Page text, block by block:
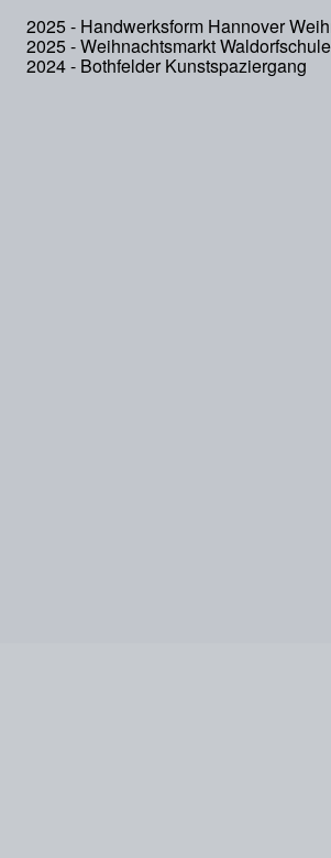
2025 - Handwerksform Hannover
2025 - Weihnachtsmarkt
2024 - Bothfelder Kunstspaziergang